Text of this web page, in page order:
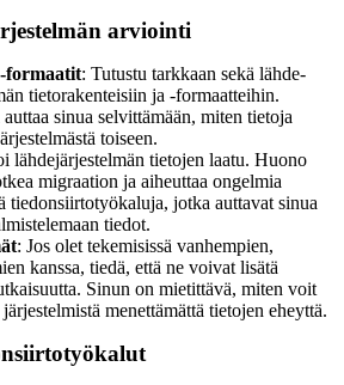
arviointi
formaatit: Tutustu tarkkaan sekä lähde-
tietorakenteisiin ja -formaatteihin.
sinua selvittämään, miten tietoja
toiseen.
lähdejärjestelmän tietojen laatu. Huono
migraation ja aiheuttaa ongelmia
tiedonsiirtotyökaluja, jotka auttavat sinua
tiedot.
: Jos olet tekemisissä vanhempien,
kanssa, tiedä, että ne voivat lisätä
Sinun on mietittävä, miten voit
menettämättä tietojen eheyttä.